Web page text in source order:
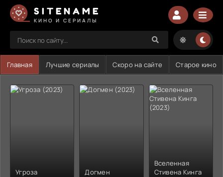
SITENAME
КИНО И СЕРИАЛЫ
Главная Лучшие сериалы Скоро на сайте Старое кино
Угроза Догмен
Вселенная
Стивена Кинга